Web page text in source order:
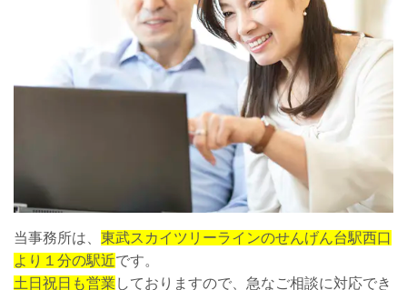
当事務所は、 東武スカイツリーラインのせんげん台駅西口
より１分の駅近です。
土日祝日も営業 しておりますので、急なご相談に対応でき